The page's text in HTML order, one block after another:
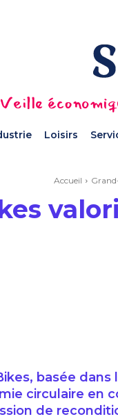
Veille
Loisirs
Accueil
basée dans
circulaire en
de